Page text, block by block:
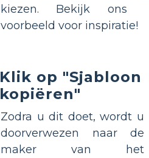
kiezen. Bekijk ons ​​
voorbeeld voor inspiratie!
Klik op "Sjabloon
kopiëren"
Zodra u dit doet, wordt u
doorverwezen naar de
maker van het